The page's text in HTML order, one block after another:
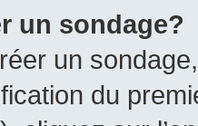
un sondage?
un
du